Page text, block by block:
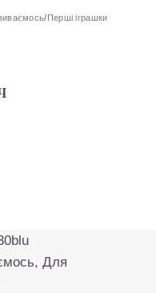
/Перші іграшки
, Для